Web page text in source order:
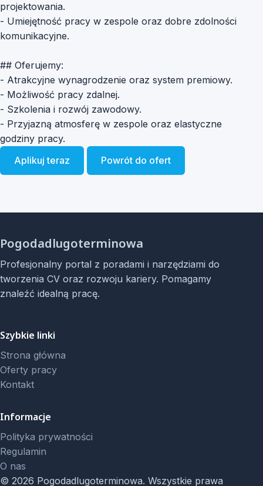
projektowania.
- Umiejętność pracy w zespole oraz dobre zdolności
komunikacyjne.
## Oferujemy:
- Atrakcyjne wynagrodzenie oraz system premiowy.
- Możliwość pracy zdalnej.
- Szkolenia i rozwój zawodowy.
- Przyjazną atmosferę w zespole oraz elastyczne
godziny pracy.
Aplikuj teraz
Powrót do ofert
Pogodadlugoterminowa
Profesjonalny portal z poradami i narzędziami do
tworzenia CV oraz rozwoju kariery. Pomagamy
znaleźć idealną pracę.
Szybkie linki
Strona główna
Oferty pracy
Kontakt
Informacje
Polityka prywatności
Regulamin
O nas
© 2026 Pogodadlugoterminowa. Wszystkie prawa